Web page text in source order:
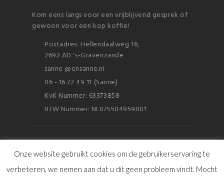
Kom eens langs voor een vrijblijvend gesprek of
gewoon voor een kop koffie!
Postadres: Hellendaalweg 16,
2692 AD 's-Gravenzande
sanne @ensanne.nl
06 - 16 72 49 11 (Sanne)
KvK Nummer: 63373858
BTW Nummer: NL075504959B01
Onze website gebruikt cookies om de gebruikerservaring te
verbeteren, we nemen aan dat u dit geen probleem vindt. Mocht